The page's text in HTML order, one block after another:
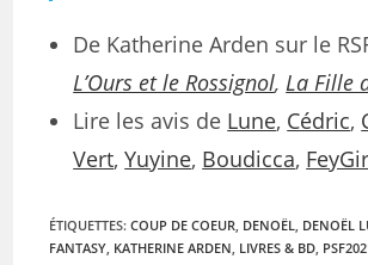
De Katherine Arden sur le
L’Ours et le Rossignol,La Fille
Lire les avis de Lune, Cédric,
Vert,Yuyine, Boudicca,
ÉTIQUETTES:COUP DE COEUR, DENOËL, DENOËL
FANTASY, KATHERINE ARDEN, LIVRES & BD,